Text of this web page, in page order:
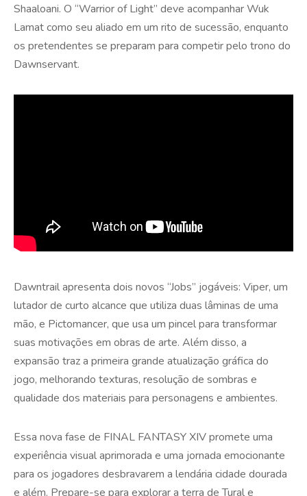
Shaaloani. O “Warrior of Light” deve acompanhar Wuk
Lamat como seu aliado em um rito de sucessão, enquanto
os pretendentes se preparam para competir pelo trono do
Dawnservant.
Dawntrail apresenta dois novos “Jobs” jogáveis: Viper, um
lutador de curto alcance que utiliza duas lâminas de uma
mão, e Pictomancer, que usa um pincel para transformar
suas motivações em obras de arte. Além disso, a
expansão traz a primeira grande atualização gráfica do
jogo, melhorando texturas, resolução de sombras e
qualidade dos materiais para personagens e ambientes.
Essa nova fase de FINAL FANTASY XIV promete uma
experiência visual aprimorada e uma jornada emocionante
para os jogadores desbravarem a lendária cidade dourada
e além. Prepare-se para explorar a terra de Tural e